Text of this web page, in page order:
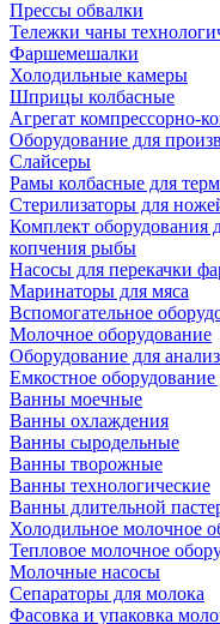
Прессы обвалки
Тележки чаны
Фаршемешалки
Холодильные камеры
Шприцы колбасные
Агрегат компрессорно-
Оборудование для
Слайсеры
Рамы колбасные для
Стерилизаторы для
Комплект оборудования
копчения рыбы
Насосы для перекачки
Маринаторы для мяса
Вспомогательное
Молочное оборудование
Оборудование для
Емкостное оборудование
Ванны моечные
Ванны охлаждения
Ванны сыродельные
Ванны творожные
Ванны технологические
Ванны длительной
Холодильное молочное
Тепловое молочное
Молочные насосы
Сепараторы для молока
Фасовка и упаковка